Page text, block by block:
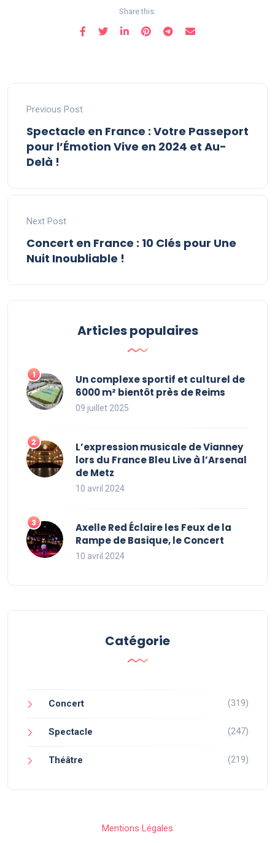
Share this:
Previous Post
Spectacle en France : Votre Passeport
pour l’Émotion Vive en 2024 et Au-
Delà !
Next Post
Concert en France : 10 Clés pour Une
Nuit Inoubliable !
Articles populaires
Un complexe sportif et culturel de
6000 m² bientôt près de Reims
09 juillet 2025
L’expression musicale de Vianney
lors du France Bleu Live à l’Arsenal
de Metz
10 avril 2024
Axelle Red Éclaire les Feux de la
Rampe de Basique, le Concert
10 avril 2024
Catégorie
Concert (319)
Spectacle (247)
Théâtre (219)
Mentions Légales